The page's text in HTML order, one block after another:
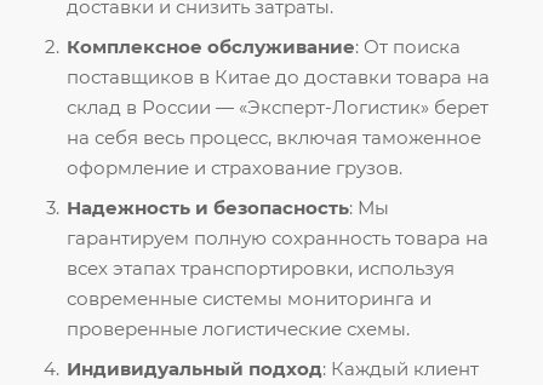
доставки и снизить затраты.
Комплексное обслуживание: От поиска
поставщиков в Китае до доставки товара на
склад в России — «Эксперт-Логистик» берет
на себя весь процесс, включая таможенное
оформление и страхование грузов.
Надежность и безопасность: Мы
гарантируем полную сохранность товара на
всех этапах транспортировки, используя
современные системы мониторинга и
проверенные логистические схемы.
Индивидуальный подход: Каждый клиент